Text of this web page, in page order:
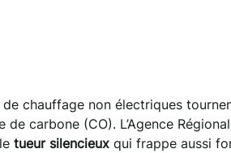
chauffage non électriques
carbone (CO). L’Agence
tueur silencieux qui frappe aussi